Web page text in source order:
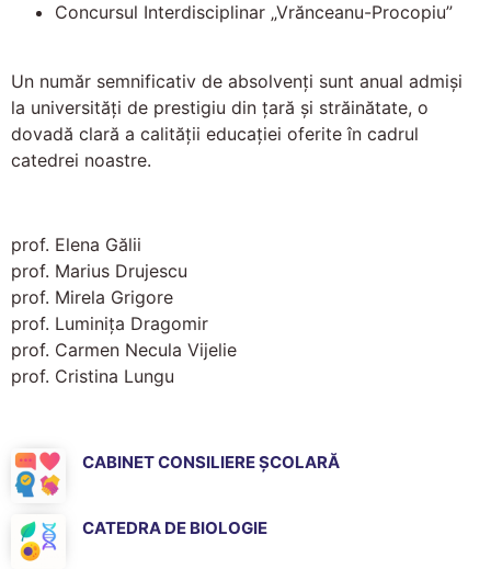
Concursul Interdisciplinar „Vrănceanu-Procopiu”
Un număr semnificativ de absolvenți sunt anual admiși
la universități de prestigiu din țară și străinătate, o
dovadă clară a calității educației oferite în cadrul
catedrei noastre.
prof. Elena Gălii
prof. Marius Drujescu
prof. Mirela Grigore
prof. Luminița Dragomir
prof. Carmen Necula Vijelie
prof. Cristina Lungu
CABINET CONSILIERE ȘCOLARĂ
CATEDRA DE BIOLOGIE